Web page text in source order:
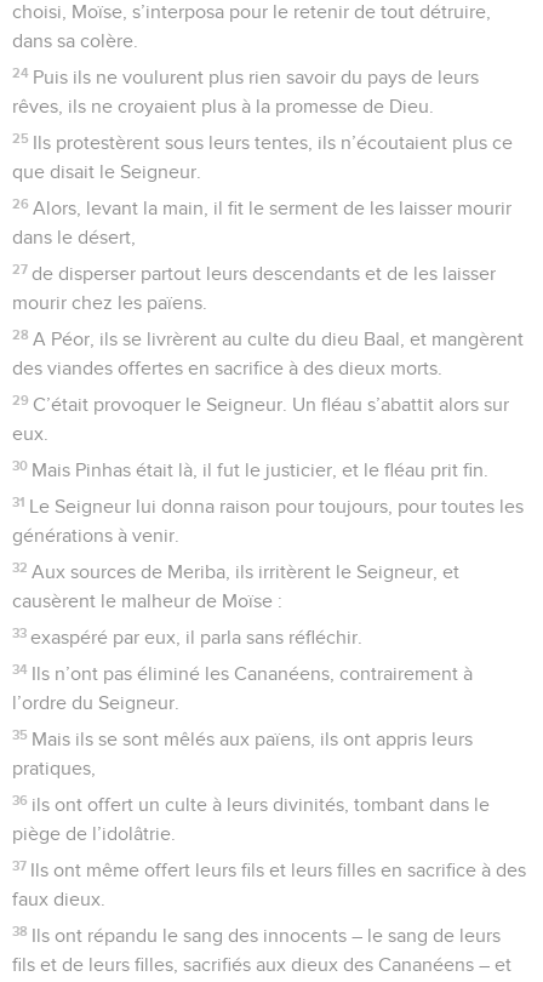
choisi, Moïse, s’interposa pour le retenir de tout détruire,
dans sa colère.
24 Puis ils ne voulurent plus rien savoir du pays de leurs
rêves, ils ne croyaient plus à la promesse de Dieu.
25 Ils protestèrent sous leurs tentes, ils n’écoutaient plus ce
que disait le Seigneur.
26 Alors, levant la main, il fit le serment de les laisser mourir
dans le désert,
27 de disperser partout leurs descendants et de les laisser
mourir chez les païens.
28 A Péor, ils se livrèrent au culte du dieu Baal, et mangèrent
des viandes offertes en sacrifice à des dieux morts.
29 C’était provoquer le Seigneur. Un fléau s’abattit alors sur
eux.
30 Mais Pinhas était là, il fut le justicier, et le fléau prit fin.
31 Le Seigneur lui donna raison pour toujours, pour toutes les
générations à venir.
32 Aux sources de Meriba, ils irritèrent le Seigneur, et
causèrent le malheur de Moïse :
33 exaspéré par eux, il parla sans réfléchir.
34 Ils n’ont pas éliminé les Cananéens, contrairement à
l’ordre du Seigneur.
35 Mais ils se sont mêlés aux païens, ils ont appris leurs
pratiques,
36 ils ont offert un culte à leurs divinités, tombant dans le
piège de l’idolâtrie.
37 Ils ont même offert leurs fils et leurs filles en sacrifice à des
faux dieux.
38 Ils ont répandu le sang des innocents – le sang de leurs
fils et de leurs filles, sacrifiés aux dieux des Cananéens – et